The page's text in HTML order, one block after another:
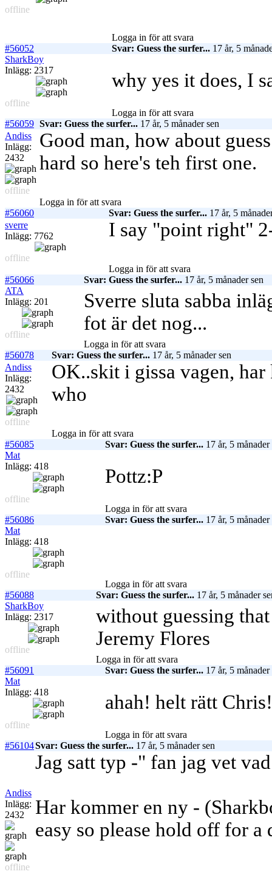
offline
Logga in för att svara
#56052
Svar: Guess the surfer... 17 år, 5
SharkBoy
Inlägg: 2317
offline
why yes it does, I
Logga in för att svara
#56059 Svar: Guess the surfer... 17 år, 5 månader sen
Andiss
Inlägg:
2432
offline
Good man, how about
hard so here's teh first one.
Logga in för att svara
#56060
Svar: Guess the surfer... 17 år, 5
sverre
Inlägg: 7762
offline
I say "point right"
Logga in för att svara
#56066
Svar: Guess the surfer... 17 år, 5 månader sen
ATA
Inlägg: 201
offline
Sverre sluta sabba
fot är det nog...
Logga in för att svara
#56078
Svar: Guess the surfer... 17 år, 5 månader sen
Andiss
Inlägg:
2432
offline
OK..skit i gissa vagen,
who
Logga in för att svara
#56085
Svar: Guess the surfer... 17 år, 5 månader
Mat
Inlägg: 418
offline
Pottz:P
Logga in för att svara
#56086
Svar: Guess the surfer... 17 år, 5 månader
Mat
Inlägg: 418
offline
Logga in för att svara
#56088
Svar: Guess the surfer... 17 år, 5 månader
SharkBoy
Inlägg: 2317
offline
without guessing
Jeremy Flores
Logga in för att svara
#56091
Svar: Guess the surfer... 17 år, 5 månader
Mat
Inlägg: 418
offline
ahah! helt rätt Chris!
Logga in för att svara
#56104Svar: Guess the surfer... 17 år, 5 månader sen
Andiss
Inlägg:
2432
offline
Jag satt typ -" fan jag vet
Har kommer en ny -
easy so please hold off for a